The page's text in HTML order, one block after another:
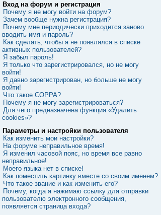
Вход на форум и регистрация
Почему я не могу войти на форум?
Зачем вообще нужна регистрация?
Почему мне периодически приходится заново
вводить имя и пароль?
Как сделать, чтобы я не появлялся в списке
активных пользователей?
Я забыл пароль!
Я только что зарегистрировался, но не могу
войти!
Я давно зарегистрирован, но больше не могу
войти!
Что такое COPPA?
Почему я не могу зарегистрироваться?
Для чего предназначена функция «Удалить
cookies»?
Параметры и настройки пользователя
Как изменить мои настройки?
На форуме неправильное время!
Я изменил часовой пояс, но время все равно
неправильное!
Моего языка нет в списке!
Как поместить картинку вместе со своим именем?
Что такое звание и как изменить его?
Почему, когда я нажимаю ссылку для отправки
пользователю электронного сообщения,
появляется страница входа?